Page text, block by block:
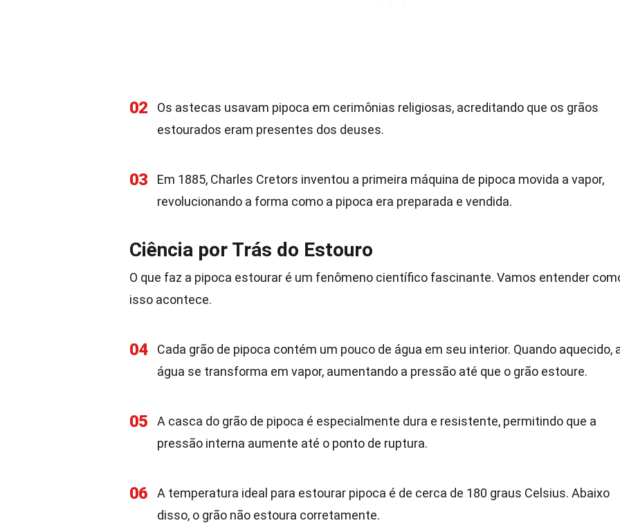
02
Os astecas usavam pipoca em cerimônias religiosas, acreditando que os grãos
estourados eram presentes dos deuses.
03
Em 1885, Charles Cretors inventou a primeira máquina de pipoca movida a vapor,
revolucionando a forma como a pipoca era preparada e vendida.
Ciência por Trás do Estouro
O que faz a pipoca estourar é um fenômeno científico fascinante. Vamos entender
isso acontece.
04
Cada grão de pipoca contém um pouco de água em seu interior. Quando aquecido,
água se transforma em vapor, aumentando a pressão até que o grão estoure.
05
A casca do grão de pipoca é especialmente dura e resistente, permitindo que a
pressão interna aumente até o ponto de ruptura.
06
A temperatura ideal para estourar pipoca é de cerca de 180 graus Celsius. Abaixo
disso, o grão não estoura corretamente.